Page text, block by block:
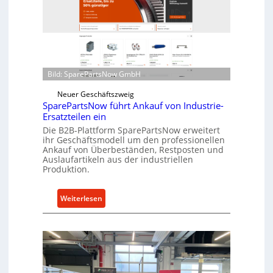
r
i
n
i
r
e
k
t
e
A
n
t
b
l
n
t
w
i
c
k
e
l
t
0
-
l
a
t
Bild: SparePartsNow GmbH
Neuer Geschäftszweig
SparePartsNow führt Ankauf von Industrie-
Ersatzteilen ein
Die B2B-Plattform SparePartsNow erweitert
ihr Geschäftsmodell um den professionellen
Ankauf von Überbeständen, Restposten und
Auslaufartikeln aus der industriellen
Produktion.
Weiterlesen
S
a
r
e